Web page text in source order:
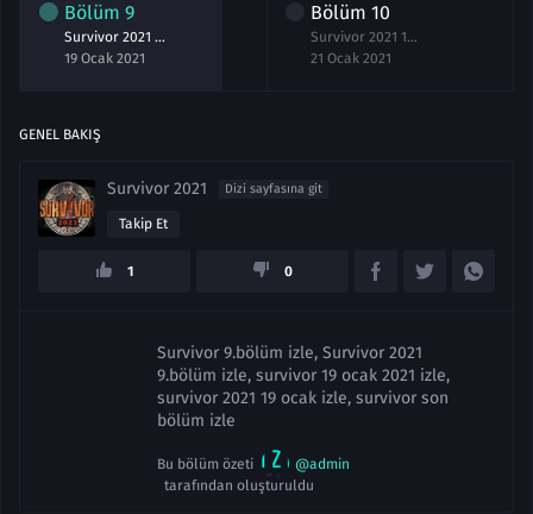
Bölüm 9
Survivor 2021 9.Bölüm izle 19 Ocak
19 Ocak 2021
Bölüm 10
Survivor 2021 10.Bölüm izle 21 Ocak
21 Ocak 2021
GENEL BAKIŞ
Survivor 2021 Dizi sayfasına git
Takip Et
1 0
Survivor 9.bölüm izle, Survivor 2021
9.bölüm izle, survivor 19 ocak 2021 izle,
survivor 2021 19 ocak izle, survivor son
bölüm izle
Bu bölüm özeti
@admin
tarafından oluşturuldu